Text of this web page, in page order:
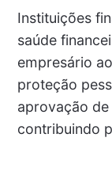
Instituições
saúde
empresário
proteção
aprovação
contribuindo